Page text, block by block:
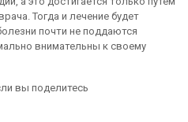
Тогда и лечение будет
почти не поддаются
внимательны к своему
вы поделитесь